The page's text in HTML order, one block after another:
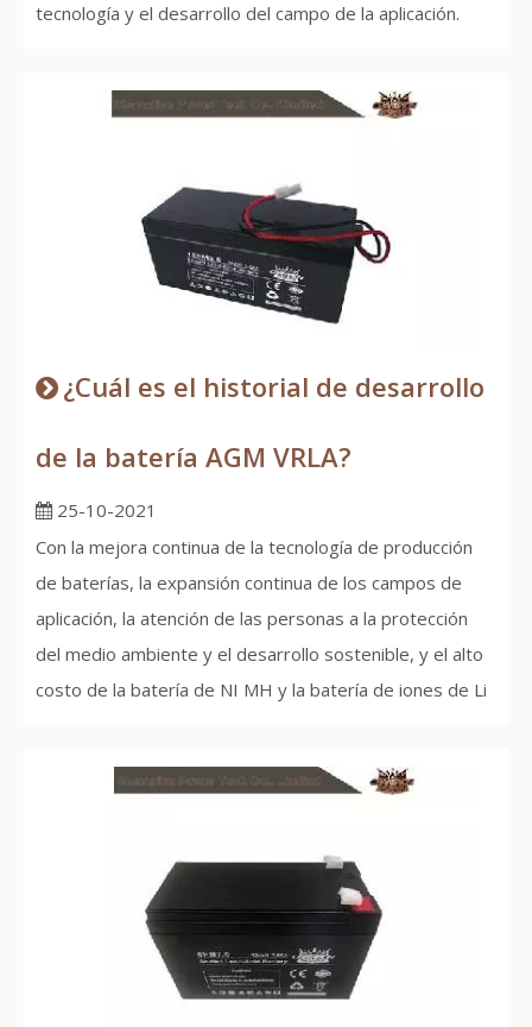
tecnología y el desarrollo del campo de la aplicación.
¿Cuál es el historial de desarrollo
de la batería AGM VRLA?
25-10-2021
Con la mejora continua de la tecnología de producción
de baterías, la expansión continua de los campos de
aplicación, la atención de las personas a la protección
del medio ambiente y el desarrollo sostenible, y el alto
costo de la batería de NI MH y la batería de iones de Li